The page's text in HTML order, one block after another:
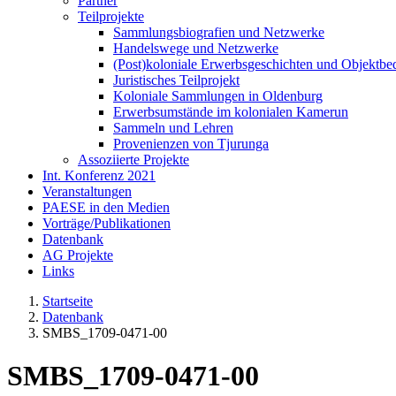
Teilprojekte
Sammlungsbiografien und Netzwerke
Handelswege und Netzwerke
(Post)koloniale Erwerbsgeschichten und
Juristisches Teilprojekt
Koloniale Sammlungen in Oldenburg
Erwerbsumstände im kolonialen Kamerun
Sammeln und Lehren
Provenienzen von Tjurunga
Assoziierte Projekte
Int. Konferenz 2021
Veranstaltungen
PAESE in den Medien
Vorträge/Publikationen
Datenbank
AG Projekte
Links
Startseite
Datenbank
SMBS_1709-0471-00
SMBS_1709-0471-00